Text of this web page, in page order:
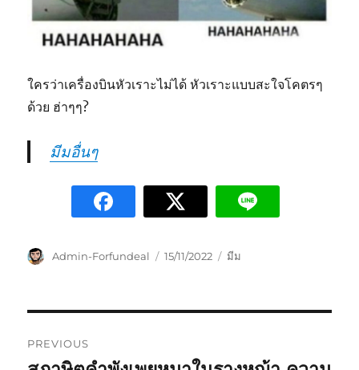
ใครว่าเครื่องบินหัวเราะไม่ได้ หัวเราะแบบสะใจโคตรๆ
ด้วย ฮ่าๆๆ?
มีมอื่นๆ
Admin-Forfundeal 15/11/2022 มีม
PREVIOUS